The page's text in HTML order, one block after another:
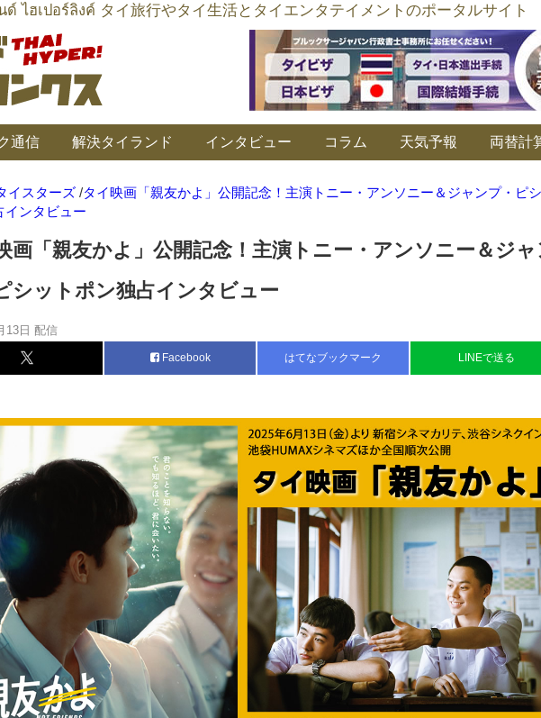
ไฮเปอร์ลิงค์ タイ旅行やタイ生活とタイエンタテイメントのポータルサイト
通信 解決タイランド インタビュー コラム 天気予報 両替計
イスターズ /タイ映画「親友かよ」公開記念！主演トニー・アンソニー＆ジャンプ・ピ
インタビュー
画「親友かよ」公開記念！主演トニー・アンソニー＆ジ
シットポン独占インタビュー
13日 配信
Facebook はてなブックマーク LINEで送る